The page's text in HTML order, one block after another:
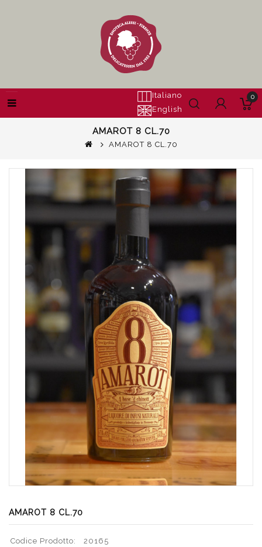
Italiano
English
0
AMAROT 8 CL.70
AMAROT 8 CL.70
AMAROT 8 CL.70
Codice Prodotto:
20165